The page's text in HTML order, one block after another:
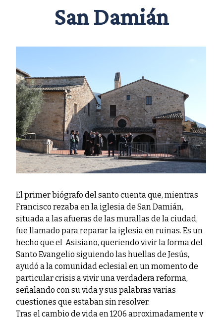
San Damián
El primer biógrafo del santo cuenta que, mientras
Francisco rezaba en la iglesia de San Damián,
situada a las afueras de las murallas de la ciudad,
fue llamado para reparar la iglesia en ruinas. Es un
hecho que el Asisiano, queriendo vivir la forma del
Santo Evangelio siguiendo las huellas de Jesús,
ayudó a la comunidad eclesial en un momento de
particular crisis a vivir una verdadera reforma,
señalando con su vida y sus palabras varias
cuestiones que estaban sin resolver.
Tras el cambio de vida en 1206 aproximadamente y